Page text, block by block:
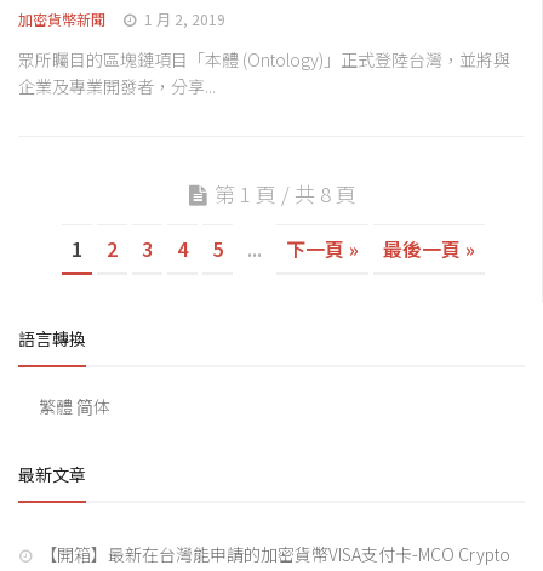
加密貨幣新聞 1 月 2, 2019
眾所矚目的區塊鏈項目「本體 (Ontology)」正式登陸台灣，並將與
企業及專業開發者，分享...
第 1 頁 / 共 8 頁
1 2 3 4 5 ... 下一頁 » 最後一頁 »
語言轉換
繁體 简体
最新文章
【開箱】最新在台灣能申請的加密貨幣VISA支付卡-MCO Crypto